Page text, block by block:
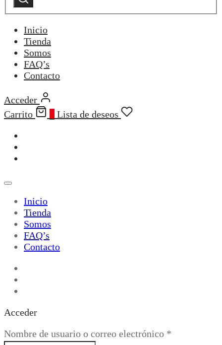
Inicio
Tienda
Somos
FAQ’s
Contacto
Acceder
Carrito
Lista de deseos
Inicio
Tienda
Somos
FAQ’s
Contacto
Acceder
Nombre de usuario o correo electrónico *